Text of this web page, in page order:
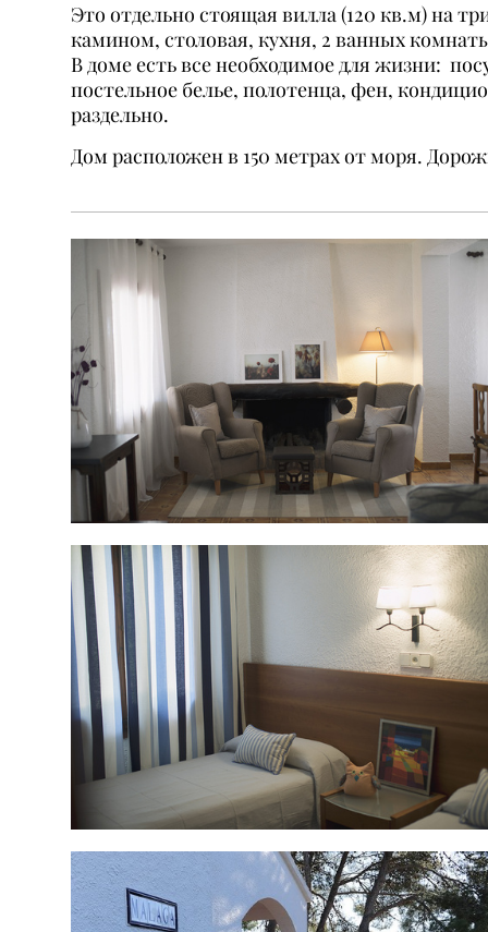
Это отдельно стоящая вилла (120 кв.м) на
камином, столовая, кухня, 2 ванных
В доме есть все необходимое для жизни:
постельное белье, полотенца, фен,
раздельно.
Дом расположен в 150 метрах от моря.